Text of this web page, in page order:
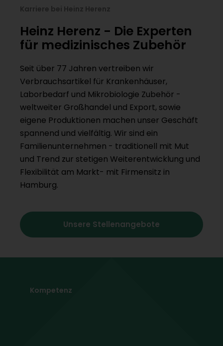
Karriere bei Heinz Herenz
Heinz Herenz - Die Experten
für medizinisches Zubehör
Seit über 77 Jahren vertreiben wir
Verbrauchsartikel für Krankenhäuser,
Laborbedarf und Mikrobiologie Zubehör -
weltweiter Großhandel und Export, sowie
eigene Produktionen machen unser Geschäft
spannend und vielfältig. Wir sind ein
Familienunternehmen - traditionell mit Mut
und Trend zur stetigen Weiterentwicklung und
Flexibilität am Markt- mit Firmensitz in
Hamburg.
Unsere Stellenangebote
Kompetenz